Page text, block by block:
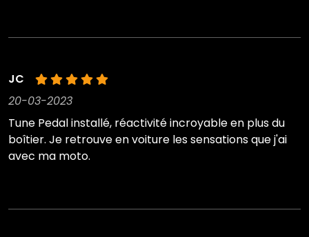
JC
20-03-2023
Tune Pedal installé, réactivité incroyable en plus du
boîtier. Je retrouve en voiture les sensations que j'ai
avec ma moto.